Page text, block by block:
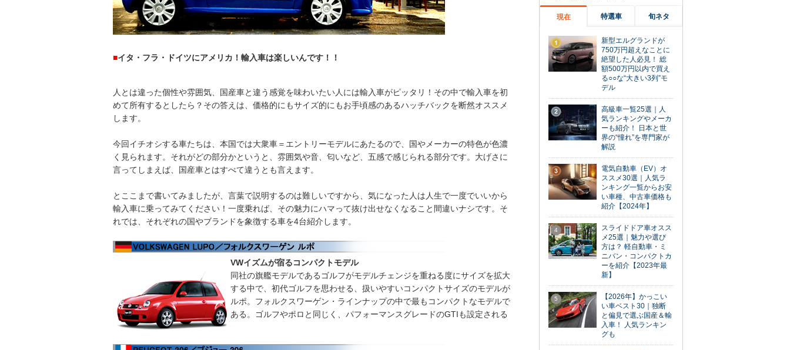
■イタ・フラ・ドイツにアメリカ！輸入車は楽しいんです！！
人とは違った個性や雰囲気、国産車と違う感覚を味わいたい人には輸入車がピッタリ！その中で輸入車を初
めて所有するとしたら？その答えは、価格的にもサイズ的にもお手頃感のあるハッチバックを断然オススメ
します。
今回イチオシする車たちは、本国では大衆車＝エントリーモデルにあたるので、国やメーカーの特色が色濃
く見られます。それがどの部分かというと、雰囲気や音、匂いなど、五感で感じられる部分です。大げさに
言ってしまえば、国産車とはすべて違うとも言えます。
とここまで書いてみましたが、言葉で説明するのは難しいですから、気になった人は人生で一度でいいから
輸入車に乗ってみてください！一度乗れば、その魅力にハマって抜け出せなくなること間違いナシです。そ
れでは、それぞれの国やブランドを象徴する車を4台紹介します。
VWイズムが宿るコンパクトモデル
同社の旗艦モデルであるゴルフがモデルチェンジを重ねる度にサイズを拡大
する中で、初代ゴルフを思わせる、扱いやすいコンパクトサイズのモデルが
ルポ。フォルクスワーゲン・ラインナップの中で最もコンパクトなモデルで
ある。ゴルフやポロと同じく、パフォーマンスグレードのGTIも設定される
現在 特選車 旬ネタ
1
新型エルグランドが
750万円超えなことに
絶望した人必見！ 総
額500万円以内で買え
る○○な“大きい3列”モ
デル
2
高級車一覧25選｜人
気ランキングやメーカ
ーも紹介！ 日本と世
界の“憧れ”を専門家が
解説
3
電気自動車（EV）オ
ススメ30選｜人気ラ
ンキング一覧からお安
い車種、中古車価格も
紹介【2024年】
4
スライドドア車オスス
メ25選｜魅力や選び
方は？ 軽自動車・ミ
ニバン・コンパクトカ
ーを紹介【2023年最
新】
5
【2026年】かっこい
い車ベスト30｜独断
と偏見で選ぶ国産＆輸
入車！ 人気ランキン
グも